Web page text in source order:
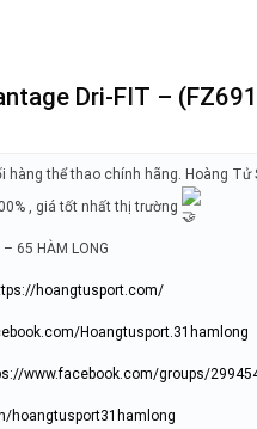
Dri-FIT –
hàng thể thao chính hãng. Hoàng Tử
, giá tốt nhất thị trường
65 HÀM LONG
hoangtusport.com/
Hoangtusport.31hamlong
www.facebook.com/groups/
hoangtusport31hamlong